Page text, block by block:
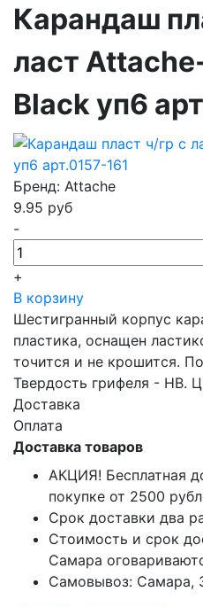
Карандаш
ласт
Black уп6
Бренд: Attache
9.95 руб
-
+
В корзину
Шестигранный корпус
пластика, оснащен
точится и не крошится.
Твердость грифеля - НB.
Доставка
Оплата
Доставка товаров
АКЦИЯ! Бесплатная
покупке от 2500
Срок доставки два
Стоимость и срок
Самара
Самовывоз: Самара,